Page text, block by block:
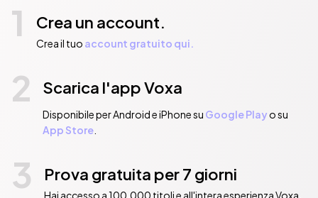
1 Crea un account.
Crea il tuo account gratuito qui.
2 Scarica l'app Voxa
Disponibile per Android e iPhone su Google Playo su
App Store.
3 Prova gratuita per 7 giorni
Hai accesso a 100.000 titoli e all'intera esperienza Voxa.